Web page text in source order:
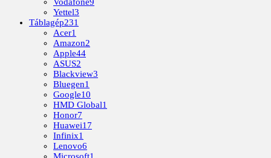
Yettel3
Táblagép231
Acer1
Amazon2
Apple44
ASUS2
Blackview3
Bluegen1
Google10
HMD Global1
Honor7
Huawei17
Infinix1
Lenovo6
Microsoft1